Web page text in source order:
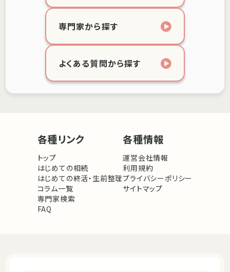
専門家から探す
よくある質問から探す
各種リンク
トップ
はじめての相続
はじめての終活・生前整理
コラム一覧
専門家検索
FAQ
各種情報
運営会社情報
利用規約
プライバシーポリシー
サイトマップ